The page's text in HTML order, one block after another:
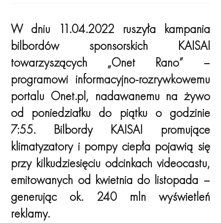
W dniu 11.04.2022 ruszyła kampania
bilbordów sponsorskich KAISAI
towarzyszących „Onet Rano” –
programowi informacyjno-rozrywkowemu
portalu Onet.pl, nadawanemu na żywo
od poniedziałku do piątku o godzinie
7:55. Bilbordy KAISAI promujące
klimatyzatory i pompy ciepła pojawią się
przy kilkudziesięciu odcinkach videocastu,
emitowanych od kwietnia do listopada –
generując ok. 240 mln wyświetleń
reklamy.